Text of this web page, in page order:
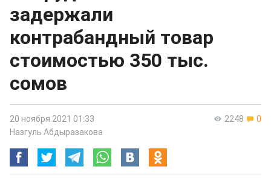
задержали
контрабандный товар
стоимостью 350 тыс.
сомов
2248 0
20 ноября 2021 01:33
Назгуль Абдыразакова